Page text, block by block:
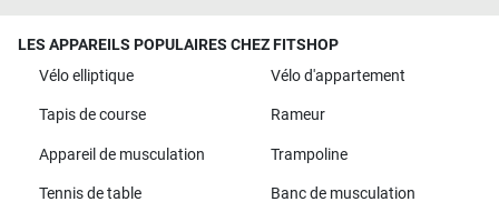
LES APPAREILS POPULAIRES CHEZ FITSHOP
Vélo elliptique
Vélo d'appartement
Tapis de course Rameur
Appareil de musculation Trampoline
Tennis de table Banc de musculation